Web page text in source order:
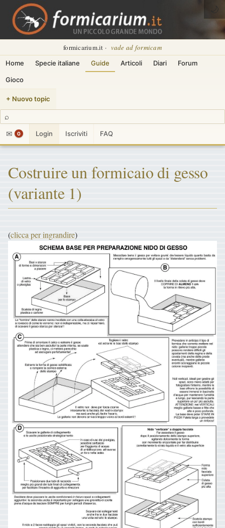
formicarium.it · vade ad formicam
Home Specie italiane Guide Articoli Diari Forum
Gioco
+ Nuovo topic
⌕
✉
0 Login Iscriviti FAQ
🌙
Costruire un formicaio di gesso
(variante 1)
(clicca per ingrandire)